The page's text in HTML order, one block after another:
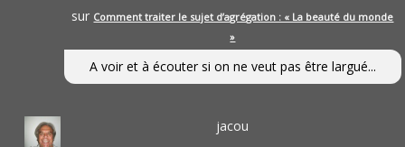
sur Comment traiter le sujet d’agrégation : « La beauté du monde
»
A voir et à écouter si on ne veut pas être largué...
jacou